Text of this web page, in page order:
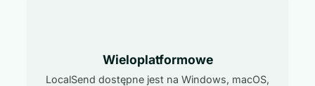
Wieloplatformowe
LocalSend dostępne jest na Windows, macOS,